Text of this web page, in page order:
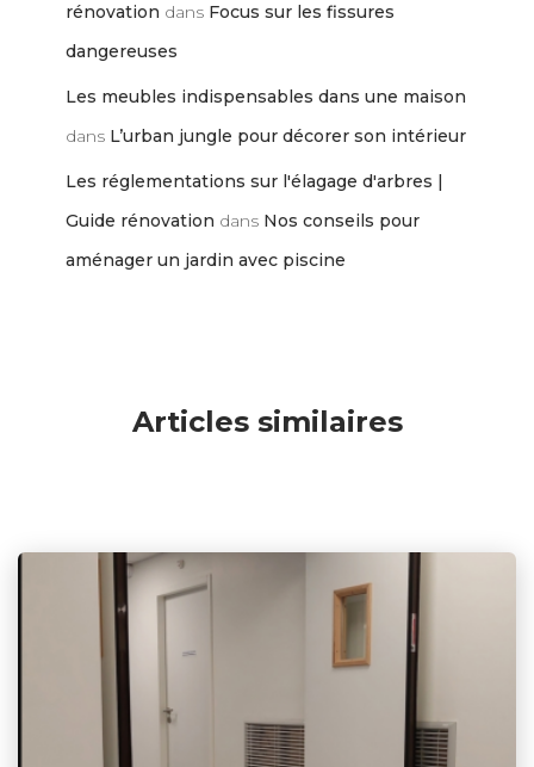
rénovation dans Focus sur les fissures
dangereuses
Les meubles indispensables dans une maison
dans L’urban jungle pour décorer son intérieur
Les réglementations sur l'élagage d'arbres |
Guide rénovation dans Nos conseils pour
aménager un jardin avec piscine
Articles similaires